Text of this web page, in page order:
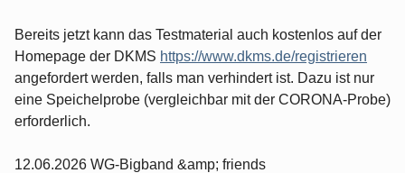
Bereits jetzt kann das Testmaterial auch kostenlos auf der
Homepage der DKMS https://www.dkms.de/registrieren
angefordert werden, falls man verhindert ist. Dazu ist nur
eine Speichelprobe (vergleichbar mit der CORONA-Probe)
erforderlich.
12.06.2026 WG-Bigband &amp; friends